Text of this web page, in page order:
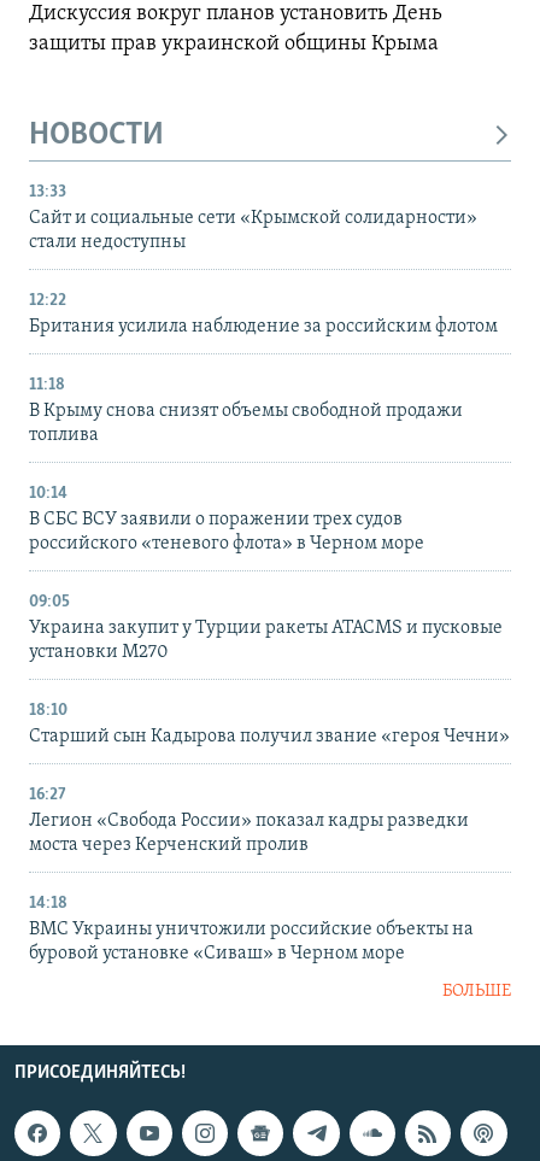
Дискуссия вокруг планов установить День
защиты прав украинской общины Крыма
НОВОСТИ
13:33
Сайт и социальные сети «Крымской солидарности»
стали недоступны
12:22
Британия усилила наблюдение за российским флотом
11:18
В Крыму снова снизят объемы свободной продажи
топлива
10:14
В СБС ВСУ заявили о поражении трех судов
российского «теневого флота» в Черном море
09:05
Украина закупит у Турции ракеты ATACMS и пусковые
установки M270
18:10
Старший сын Кадырова получил звание «героя Чечни»
16:27
Легион «Свобода России» показал кадры разведки
моста через Керченский пролив
14:18
ВМС Украины уничтожили российские объекты на
буровой установке «Сиваш» в Черном море
БОЛЬШЕ
ПРИСОЕДИНЯЙТЕСЬ!